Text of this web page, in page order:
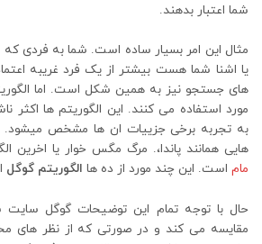
شما اعتبار بدهند.
مثال این امر بسیار ساده است. شما به فردی که
یا اشنا شما هست بیشتر از یک فرد غریبه
های جستجو نیز به همین شکل است. اما
مورد استفاده می کنند. این الگوریتم ها اکثر
به تجربه برخی جزییات ان ها مشخص میشود.
هایی همانند پاندا،. مرگ مگس خوار یا اخرین
مام است. این چند مورد از ده ها الگوریتم گوگل
حال با توجه تمام این توضیحات گوگل سایت
مقایسه می کند و در صورتی که از نظر های